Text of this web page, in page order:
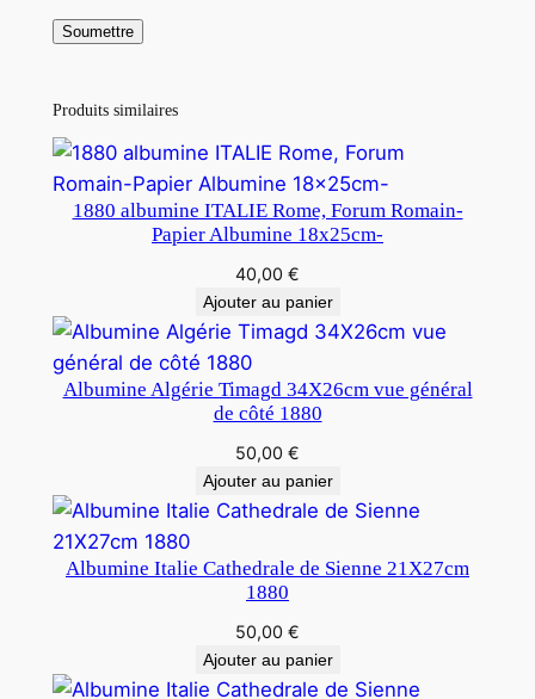
Produits similaires
1880 albumine ITALIE Rome, Forum Romain-
Papier Albumine 18x25cm-
40,00 €
Ajouter au panier
Albumine Algérie Timagd 34X26cm vue général
de côté 1880
50,00 €
Ajouter au panier
Albumine Italie Cathedrale de Sienne 21X27cm
1880
50,00 €
Ajouter au panier